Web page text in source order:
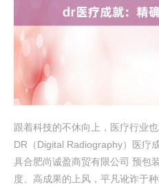
跟着科技的不休向上，医疗行业
DR（Digital Radiography）医疗
具合肥尚诚盈商贸有限公司 预包
度、高成果的上风，平凡讹诈于种